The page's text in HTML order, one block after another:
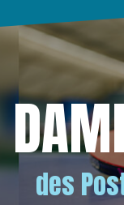
Direkt zur
des